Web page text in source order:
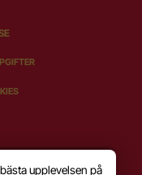
upplevelsen på